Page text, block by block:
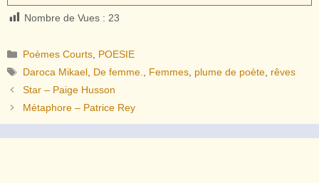
Nombre de Vues : 23
Catégories
Poèmes Courts POESIE
Étiquettes
Daroca Mikael De femme. Femmes plume de poète rêves
Star – Paige Husson
Métaphore – Patrice Rey